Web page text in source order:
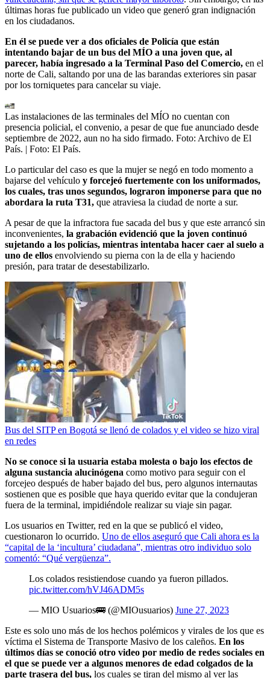
últimas horas fue publicado un video que generó gran indignación
en los ciudadanos.
En él se puede ver a dos oficiales de Policía que están
intentando bajar de un bus del MÍO a una joven que, al
parecer, había ingresado a la Terminal Paso del Comercio, en el
norte de Cali, saltando por una de las barandas exteriores sin pasar
por los torniquetes para cancelar su viaje.
Las instalaciones de las terminales del MÍO no cuentan con
presencia policial, el convenio, a pesar de que fue anunciado desde
septiembre de 2022, aun no ha sido firmado. Foto: Archivo de El
País. | Foto: El País.
Lo particular del caso es que la mujer se negó en todo momento a
bajarse del vehículo y forcejeó fuertemente con los uniformados,
los cuales, tras unos segundos, lograron imponerse para que no
abordara la ruta T31, que atraviesa la ciudad de norte a sur.
A pesar de que la infractora fue sacada del bus y que este arrancó sin
inconvenientes, la grabación evidenció que la joven continuó
sujetando a los policías, mientras intentaba hacer caer al suelo a
uno de ellos envolviendo su pierna con la de ella y haciendo
presión, para tratar de desestabilizarlo.
Bus del SITP en Bogotá se llenó de colados y el video se hizo viral
en redes
No se conoce si la usuaria estaba molesta o bajo los efectos de
alguna sustancia alucinógena como motivo para seguir con el
forcejeo después de haber bajado del bus, pero algunos internautas
sostienen que es posible que haya querido evitar que la condujeran
fuera de la terminal, impidiéndole realizar su viaje sin pagar.
Los usuarios en Twitter, red en la que se publicó el video,
cuestionaron lo ocurrido. Uno de ellos aseguró que Cali ahora es la
“capital de la ‘incultura’ ciudadana”, mientras otro individuo solo
comentó: “Qué vergüenza”.
Los colados resistiendose cuando ya fueron pillados.
pic.twitter.com/hVJ46ADM5s
— MIO Usuarios🚌 (@MIOusuarios) June 27, 2023
Este es solo uno más de los hechos polémicos y virales de los que es
víctima el Sistema de Transporte Masivo de los caleños. En los
últimos días se conoció otro video por medio de redes sociales en
el que se puede ver a algunos menores de edad colgados de la
parte trasera del bus, los cuales se tiran del mismo al ver las